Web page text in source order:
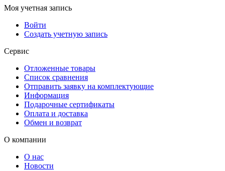
Моя учетная запись
Войти
Создать учетную запись
Сервис
Отложенные товары
Список сравнения
Отправить заявку на комплектующие
Информация
Подарочные сертификаты
Оплата и доставка
Обмен и возврат
О компании
О нас
Новости